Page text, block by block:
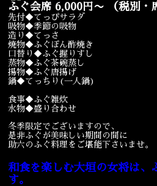
ふぐ会席 6,000円〜 （税別・
先付◆てっぴサラダ
吸物◆季節の吸物
造り◆てっさ
焼物◆ふぐぽん酢焼き
口替り◆ふぐ握りすし
蒸物◆ふぐ茶碗蒸し
揚物◆ふぐ唐揚げ
鍋◆てっちり(一人鍋)
食事◆ふぐ雑炊
水物◆盛り合わせ
冬季限定でございますので、
是非ふぐが美味しい期間の間に
助六のふぐ料理をご堪能下さいませ。
和食を楽しむ大垣の女将は、
す。
ご接待
慶事
宴会